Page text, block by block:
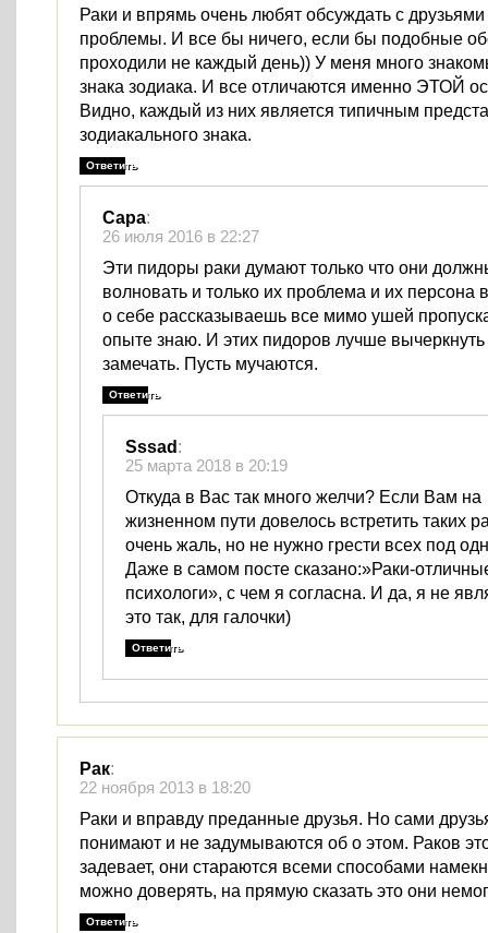
Раки и впрямь очень любят обсуждать с
проблемы. И все бы ничего, если бы подобные
проходили не каждый день)) У меня много
знака зодиака. И все отличаются именно ЭТОЙ
Видно, каждый из них является типичным
зодиакального знака.
Ответить
Сара:
26 июля 2016 в 22:27
Эти пидоры раки думают только что они
волновать и только их проблема и их персона
о себе рассказываешь все мимо ушей
опыте знаю. И этих пидоров лучше
замечать. Пусть мучаются.
Ответить
Sssad:
25 марта 2018 в 20:19
Откуда в Вас так много желчи? Если Вам на
жизненном пути довелось встретить таких
очень жаль, но не нужно грести всех под
Даже в самом посте сказано:»Раки-
психологи», с чем я согласна. И да, я не
это так, для галочки)
Ответить
Рак:
22 ноября 2013 в 18:20
Раки и вправду преданные друзья. Но сами
понимают и не задумываются об о этом. Раков
задевает, они стараются всеми способами
можно доверять, на прямую сказать это они
Ответить